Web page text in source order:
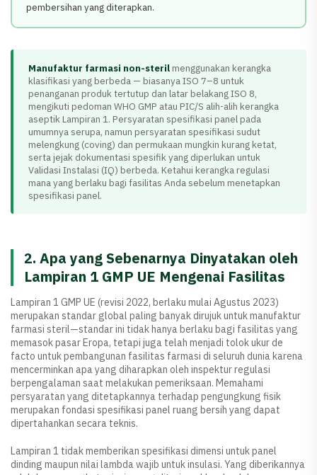
pembersihan yang diterapkan.
Manufaktur farmasi non-sterilmenggunakan kerangka
klasifikasi yang berbeda — biasanya ISO 7–8 untuk
penanganan produk tertutup dan latar belakang ISO 8,
mengikuti pedoman WHO GMP atau PIC/S alih-alih kerangka
aseptik Lampiran 1. Persyaratan spesifikasi panel pada
umumnya serupa, namun persyaratan spesifikasi sudut
melengkung (coving) dan permukaan mungkin kurang ketat,
serta jejak dokumentasi spesifik yang diperlukan untuk
Validasi Instalasi (IQ) berbeda. Ketahui kerangka regulasi
mana yang berlaku bagi fasilitas Anda sebelum menetapkan
spesifikasi panel.
2. Apa yang Sebenarnya Dinyatakan oleh
Lampiran 1 GMP UE Mengenai Fasilitas
Lampiran 1 GMP UE (revisi 2022, berlaku mulai Agustus 2023)
merupakan standar global paling banyak dirujuk untuk manufaktur
farmasi steril—standar ini tidak hanya berlaku bagi fasilitas yang
memasok pasar Eropa, tetapi juga telah menjadi tolok ukur de
facto untuk pembangunan fasilitas farmasi di seluruh dunia karena
mencerminkan apa yang diharapkan oleh inspektur regulasi
berpengalaman saat melakukan pemeriksaan. Memahami
persyaratan yang ditetapkannya terhadap pengungkung fisik
merupakan fondasi spesifikasi panel ruang bersih yang dapat
dipertahankan secara teknis.
Lampiran 1 tidak memberikan spesifikasi dimensi untuk panel
dinding maupun nilai lambda wajib untuk insulasi. Yang diberikannya